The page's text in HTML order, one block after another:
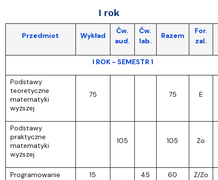
I rok
Przedmiot Wykład
Ćw.
aud.
Ćw.
lab.
Razem
For.
zal.
I ROK - SEMESTR 1
Podstawy
teoretyczne
matematyki
wyższej
75 75 E
Podstawy
praktyczne
matematyki
wyższej
105 105 Zo
Programowanie 15 45 60 Z/Zo